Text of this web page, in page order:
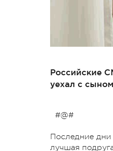
Российские
уехал с
#@#
Последние
лучшая